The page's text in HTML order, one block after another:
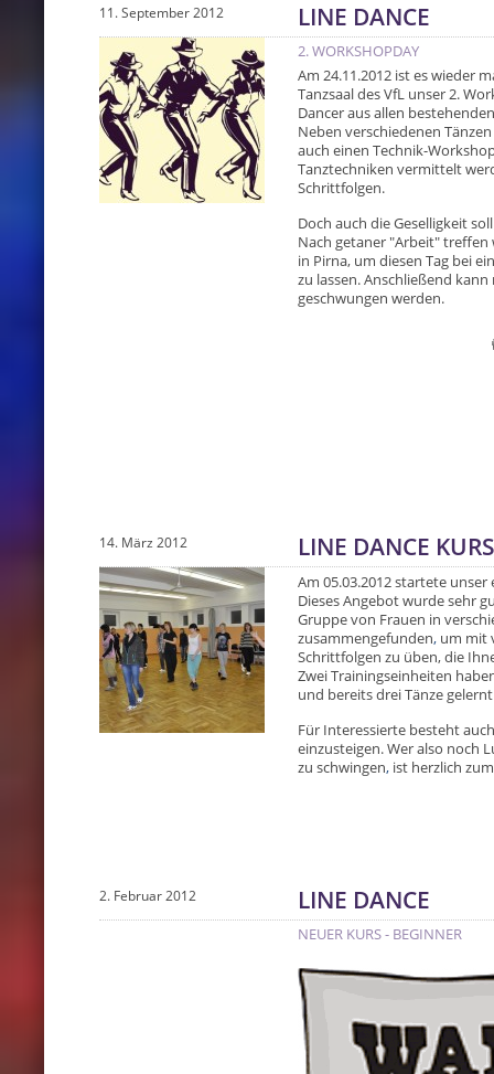
LINE DANCE
11. September 2012
2. WORKSHOPDAY
Am 24.11.2012 ist es wieder
Tanzsaal des VfL unser 2.
Dancer aus allen
Neben verschiedenen
auch einen Technik-
Tanztechniken vermittelt
Schrittfolgen.
Doch auch die Geselligkeit
Nach getaner "Arbeit"
in Pirna, um diesen Tag bei
zu lassen. Anschließend
geschwungen werden.
LINE DANCE
14. März 2012
Am 05.03.2012 startete
Dieses Angebot wurde sehr
Gruppe von Frauen in
zusammengefunden, um mit
Schrittfolgen zu üben, die
Zwei Trainingseinheiten
und bereits drei Tänze
Für Interessierte besteht
einzusteigen. Wer also noch
zu schwingen, ist herzlich
LINE DANCE
2. Februar 2012
NEUER KURS - BEGINNER